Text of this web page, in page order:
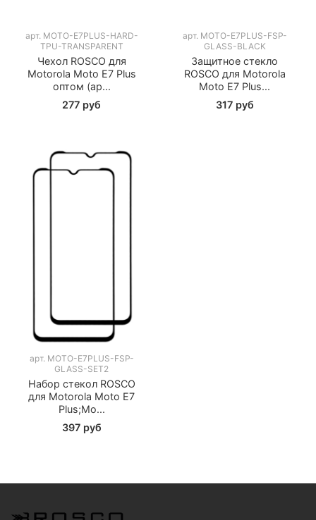
арт. MOTO-E7PLUS-HARD-
TPU-TRANSPARENT
Чехол ROSCO для
Motorola Moto E7 Plus
оптом (ар...
277 руб
арт. MOTO-E7PLUS-FSP-
GLASS-BLACK
Защитное стекло
ROSCO для Motorola
Moto E7 Plus...
317 руб
арт. MOTO-E7PLUS-FSP-
GLASS-SET2
Набор стекол ROSCO
для Motorola Moto E7
Plus;Mo...
397 руб